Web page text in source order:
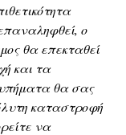
ο
θα επεκταθεί
και τα
θα σας
καταστροφή
να